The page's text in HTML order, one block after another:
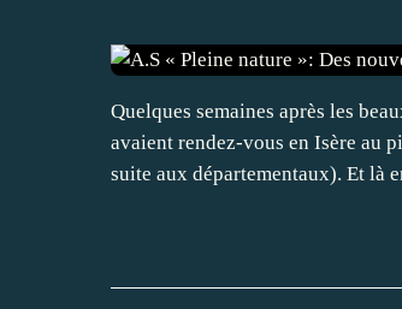
Quelques semaines après les
avaient rendez-vous en Isère au
suite aux départementaux). Et là